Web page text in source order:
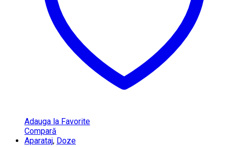
Adauga la Favorite
Compară
Aparataj, Doze